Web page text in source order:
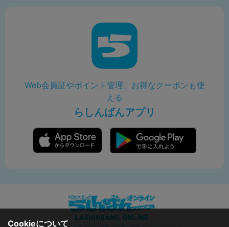
Web会員証やポイント管理、お得なクーポンも使
える
らしんばんアプリ
Cookieについて